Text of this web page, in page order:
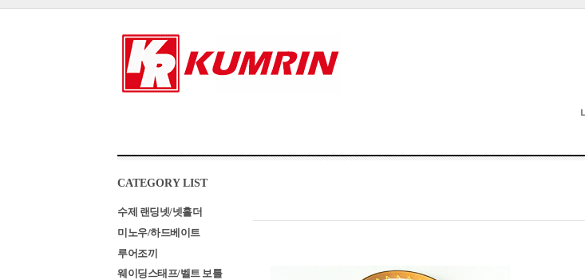
CATEGORY LIST
수제 랜딩넷/넷홀더
미노우/하드베이트
루어조끼
웨이딩스태프/벨트 보틀